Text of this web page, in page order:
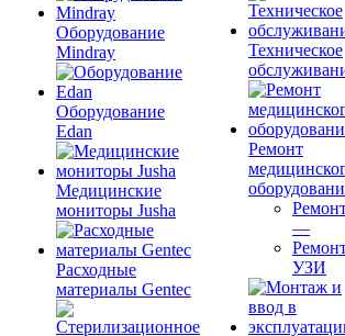
Оборудование
Mindray
Оборудование
Edan
Медицинские
мониторы Jusha
Расходные
материалы Gentec
Техническое
Ремонт
—
УЗИ